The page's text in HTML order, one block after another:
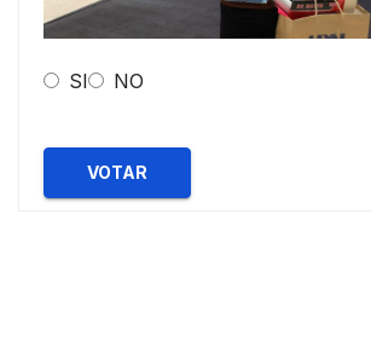
SI NO
VOTAR